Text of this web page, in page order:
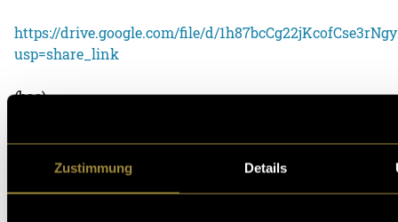
Zustimmung Details
https://drive.google.com/file/d/
usp=share_link
(bas)